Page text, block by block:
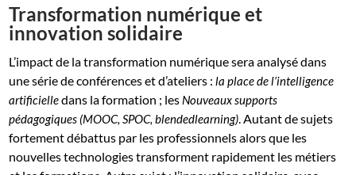
Transformation numérique et
innovation solidaire
L’impact de la transformation numérique sera analysé dans
une série de conférences et d’ateliers :la place de l’intelligence
artificielledans la formation ; les Nouveaux supports
pédagogiques (MOOC, SPOC, blendedlearning). Autant de sujets
fortement débattus par les professionnels alors que les
nouvelles technologies transforment rapidement les métiers